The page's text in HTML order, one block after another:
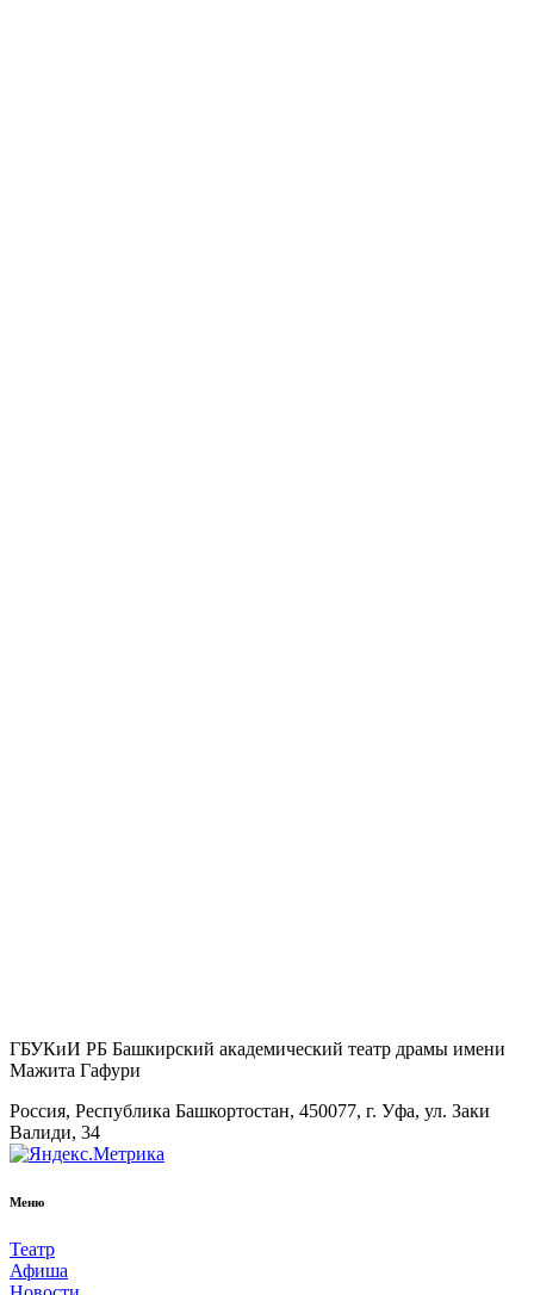
ГБУКиИ РБ Башкирский академический театр драмы имени
Мажита Гафури
Россия, Республика Башкортостан, 450077, г. Уфа, ул. Заки
Валиди, 34
Меню
Театр
Афиша